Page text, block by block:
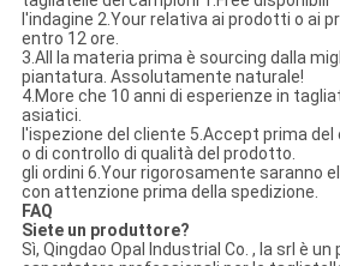
l'indagine 2.Your relativa ai prodotti o ai
entro 12 ore.
3.All la materia prima è sourcing dalla
piantatura. Assolutamente naturale!
4.More che 10 anni di esperienze in
asiatici.
l'ispezione del cliente 5.Accept prima del
o di controllo di qualità del prodotto.
gli ordini 6.Your rigorosamente saranno
con attenzione prima della spedizione.
FAQ
Siete un produttore?
Sì, Qingdao Opal Industrial Co. , la srl è